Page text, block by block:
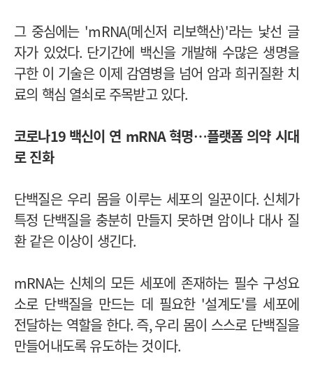
그 중심에는 'mRNA(메신저 리보핵산)'라는 낯선 글
자가 있었다. 단기간에 백신을 개발해 수많은 생명을
구한 이 기술은 이제 감염병을 넘어 암과 희귀질환 치
료의 핵심 열쇠로 주목받고 있다.
코로나19 백신이 연 mRNA혁명…플랫폼 의약 시대
로 진화
단백질은 우리 몸을 이루는 세포의 일꾼이다. 신체가
특정 단백질을 충분히 만들지 못하면 암이나 대사 질
환 같은 이상이 생긴다.
mRNA는 신체의 모든 세포에 존재하는 필수 구성요
소로 단백질을 만드는 데 필요한 '설계도'를 세포에
전달하는 역할을 한다. 즉,우리 몸이 스스로 단백질을
만들어내도록 유도하는 것이다.